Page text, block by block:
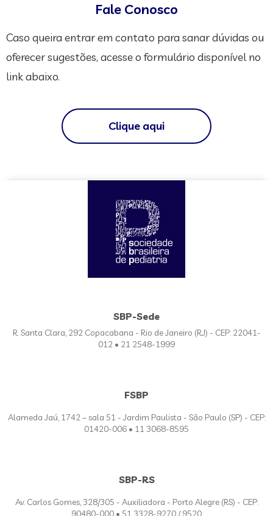
Fale Conosco
Caso queira entrar em contato para sanar dúvidas ou
oferecer sugestões, acesse o formulário disponível no
link abaixo.
Clique aqui
SBP-Sede
R. Santa Clara, 292 Copacabana - Rio de Janeiro (RJ) - CEP: 22041-
012 • 21 2548-1999
FSBP
Alameda Jaú, 1742 – sala 51 - Jardim Paulista - São Paulo (SP) - CEP:
01420-006 • 11 3068-8595
SBP-RS
Av. Carlos Gomes, 328/305 - Auxiliadora - Porto Alegre (RS) - CEP:
90480-000 • 51 3328-9270 / 9520